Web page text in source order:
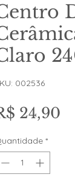
002536
24,90
*